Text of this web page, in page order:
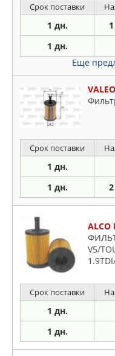
Срок поставки
1 дн.
1 дн.
Еще
Срок поставки
1 дн.
1 дн.
ALCO
V5/
Срок поставки
1 дн.
1 дн.